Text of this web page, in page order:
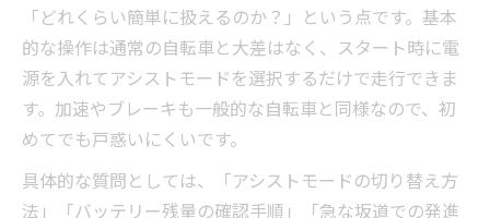
「どれくらい簡単に扱えるのか？」という点です。基本
的な操作は通常の自転車と大差はなく、スタート時に電
源を入れてアシストモードを選択するだけで走行できま
す。加速やブレーキも一般的な自転車と同様なので、初
めてでも戸惑いにくいです。
具体的な質問としては、「アシストモードの切り替え方
法」「バッテリー残量の確認手順」「急な坂道での発進